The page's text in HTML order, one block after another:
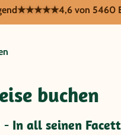
★★★★★4,6 von 5460
buchen
In all seinen